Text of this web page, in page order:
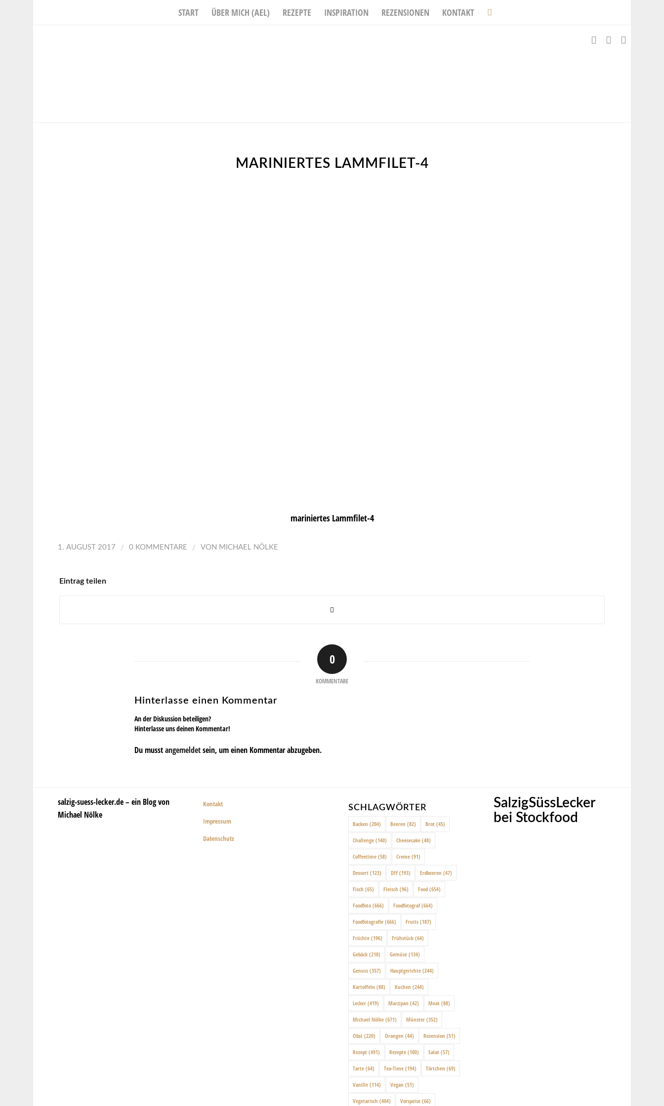
START ÜBER MICH (AEL) REZEPTE INSPIRATION REZENSIONEN KONTAKT
MARINIERTES LAMMFILET-4
mariniertes Lammfilet-4
1. AUGUST 2017 / 0 KOMMENTARE / VON MICHAEL NÖLKE
Eintrag teilen
0
KOMMENTARE
Hinterlasse einen Kommentar
An der Diskussion beteiligen?
Hinterlasse uns deinen Kommentar!
Du musstangemeldetsein, um einen Kommentar abzugeben.
salzig-suess-lecker.de – ein Blog von
Michael Nölke
Kontakt
Impressum
Datenschutz
SCHLAGWÖRTER
Backen (204) Beeren (82) Brot (45)
Challenge (140) Cheesecake (48)
Coffeetime (58) Creme (91)
Dessert (123) DIY (193) Erdbeeren (47)
Fisch (65) Fleisch (96) Food (654)
Foodfoto (666) Foodfotograf(664)
Foodfotografie (666) Fruits (187)
Früchte (196) Frühstück (64)
Gebäck (210) Gemüse (134)
Genuss (357) Hauptgerichte (244)
Kartoffeln (88) Kuchen (244)
Lecker (419) Marzipan (42) Meat (88)
Michael Nölke (671) Münster (352)
Obst (220) Orangen (44) Rezension (51)
Rezept (491) Rezepte (100) Salat (57)
Tarte (64) Tea-Time (194) Törtchen (69)
Vanille (114) Vegan (51)
Vegetarisch (404) Vorspeise (66)
SalzigSüssLecker
bei Stockfood